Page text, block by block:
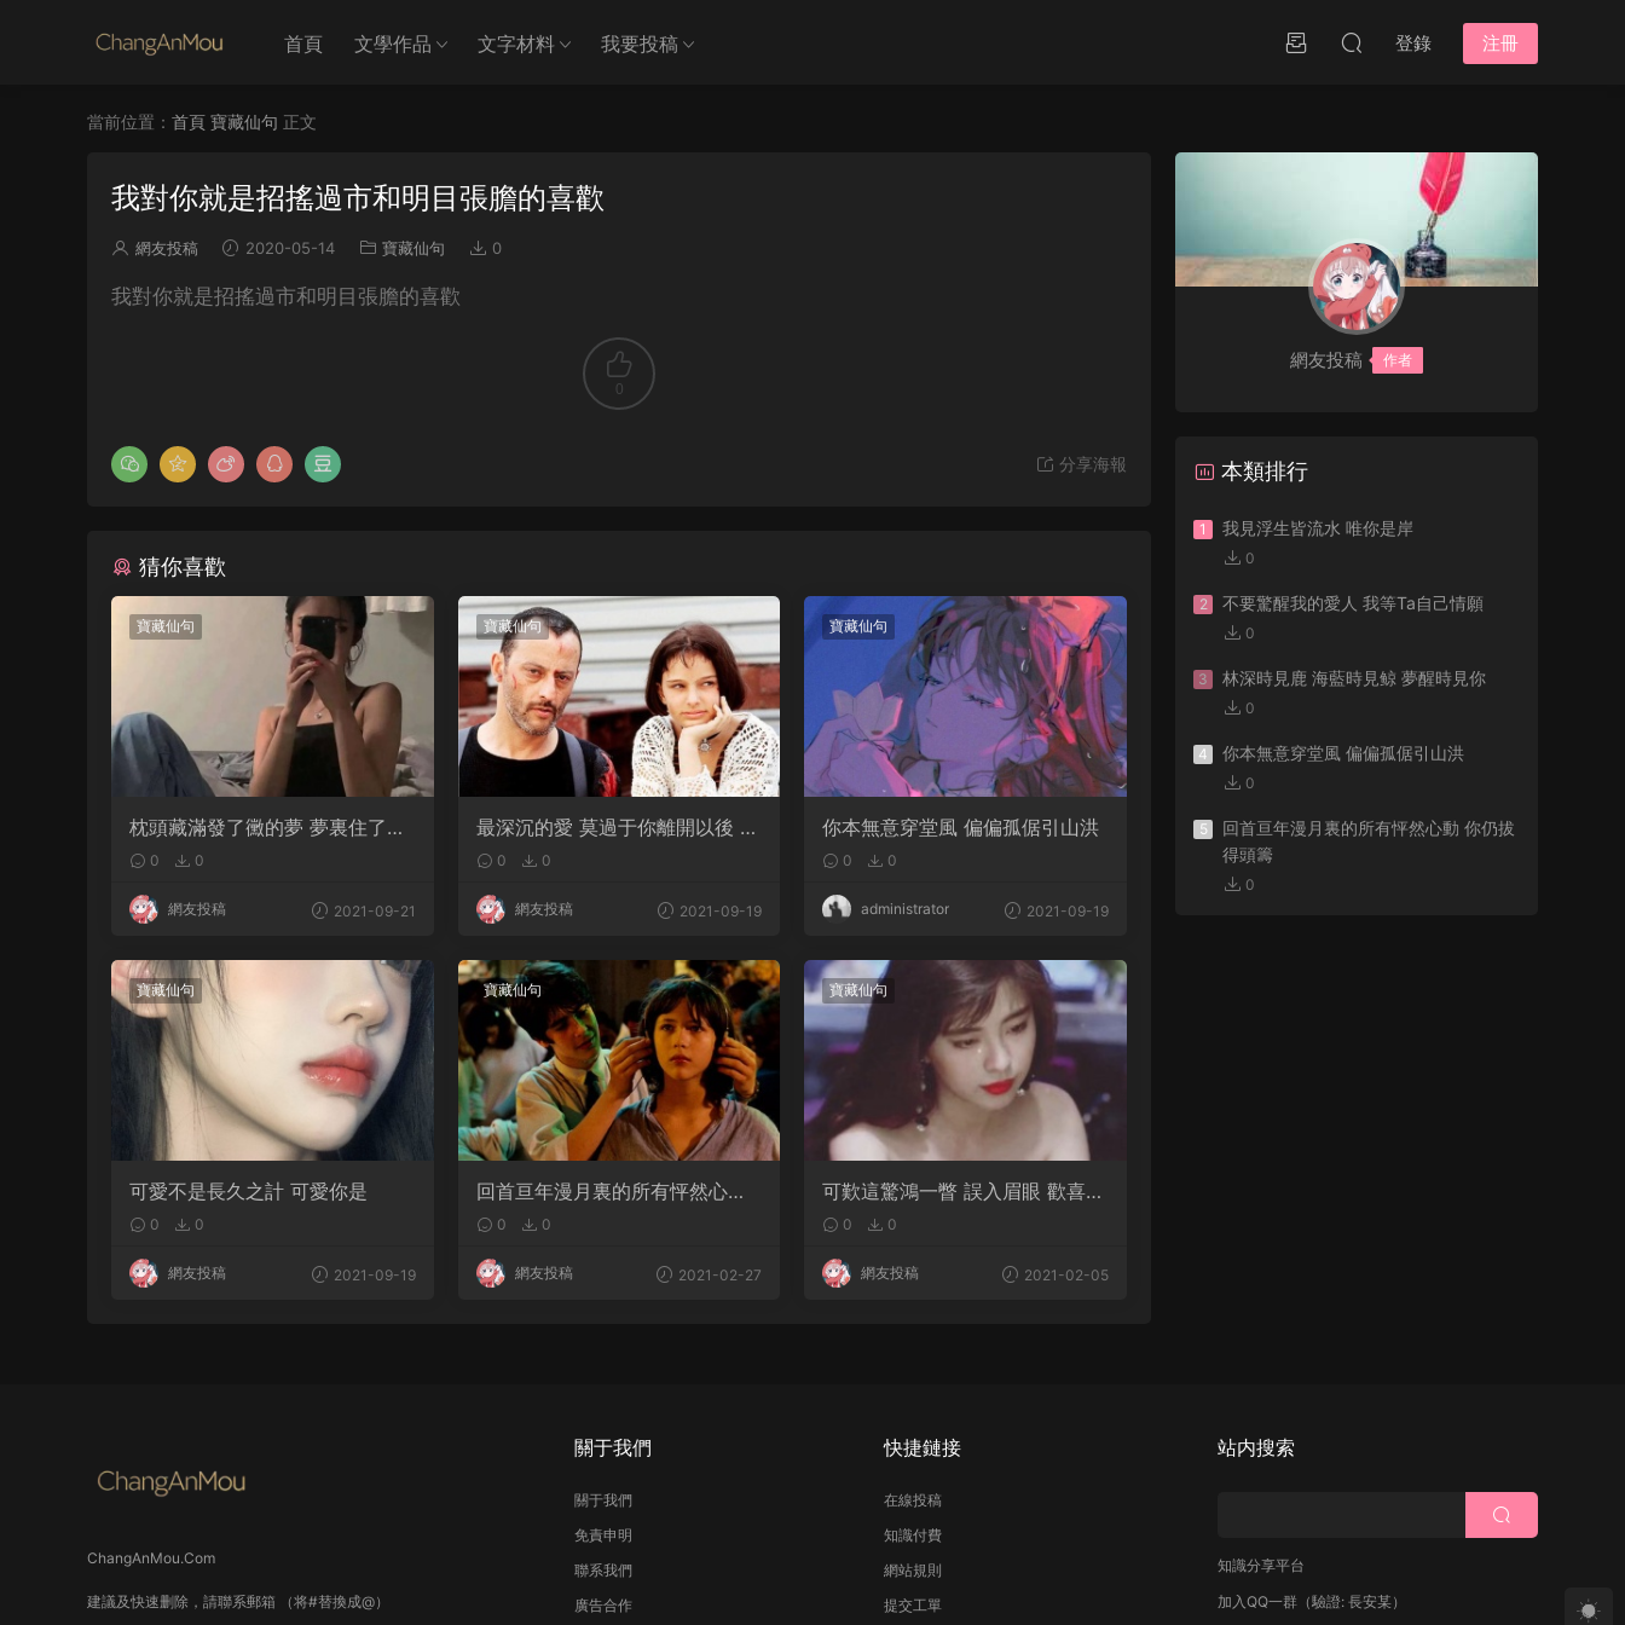
首頁 文學作品 文字材料 我要投稿 登錄 注冊
當前位置： 首頁 寶藏仙句 正文
我對你就是招搖過市和明目張膽的喜歡
網友投稿 2020-05-14 寶藏仙句 0
我對你就是招搖過市和明目張膽的喜歡
0
分享海報
猜你喜歡
寶藏仙句
枕頭藏滿發了黴的夢 夢裏住了無
法擁有的人
0 0
網友投稿 2021-09-21
寶藏仙句
最深沉的愛 莫過于你離開以後 我
活成了你的樣子
0 0
網友投稿 2021-09-19
寶藏仙句
你本無意穿堂風 偏偏孤倨引山洪
0 0
administrator 2021-09-19
寶藏仙句
可愛不是長久之計 可愛你是
0 0
網友投稿 2021-09-19
寶藏仙句
回首亘年漫月裏的所有怦然心動
你仍拔得頭籌
0 0
網友投稿 2021-02-27
寶藏仙句
可歎這驚鴻一瞥 誤入眉眼 歡喜多
年 0 0
網友投稿 2021-02-05
網友投稿 作者
本類排行
1 我見浮生皆流水 唯你是岸
0
2 不要驚醒我的愛人 我等Ta自己情願
0
3 林深時見鹿 海藍時見鲸 夢醒時見你
0
4 你本無意穿堂風 偏偏孤倨引山洪
0
5
回首亘年漫月裏的所有怦然心動 你仍拔
得頭籌
0
ChangAnMou.Com
建議及快速删除，請聯系郵箱 （将#替換成@）
關于我們
關于我們
免責申明
聯系我們
廣告合作
快捷鏈接
在線投稿
知識付費
網站規則
提交工單
站内搜索
知識分享平台
加入QQ一群（驗證: 長安某）